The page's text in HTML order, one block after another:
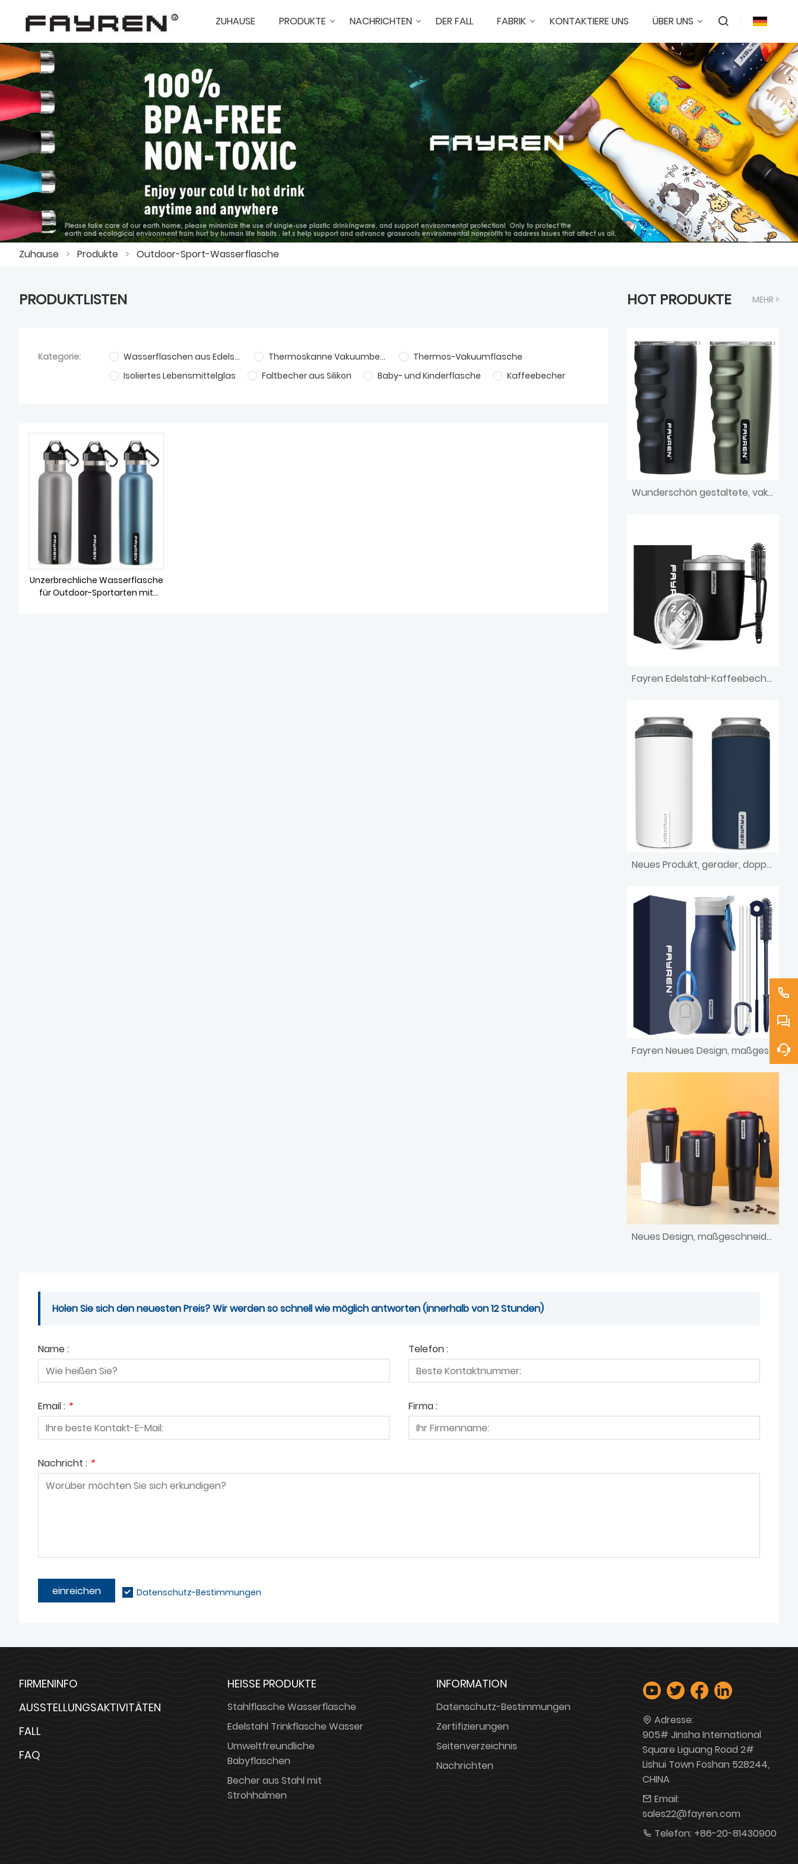
ZUHAUSE PRODUKTE NACHRICHTEN DER FALL FABRIK KONTAKTIERE UNS ÜBER UNS
Zuhause > Produkte > Outdoor-Sport-Wasserflasche
PRODUKTLISTEN
Kategorie: Wasserflaschen aus Edelstahl Thermoskanne Vakuumbecher
Thermos-Vakuumflasche
Isoliertes Lebensmittelglas
Faltbecher aus Silikon Baby- und Kinderflasche Kaffeebecher
Unzerbrechliche Wasserflasche
für Outdoor-Sportarten mit
HOT PRODUKTE MEHR >
Wunderschön gestaltete, vakuumversiegelte, isolierte Kaffeetasse aus Edelstahl
Fayren Edelstahl-Kaffeebecher mit 350 ml Fassungsvermögen und Henkel, doppelwandiger Vakuum-Reisebecher, Trinkbecher mit Schiebedeckel, quadratischer Becherkörper
Neues Produkt, gerader, doppelwandiger Bierkühler aus Edelstahl, Sublimation, schlanker Dosenkühler, Isolatorhalter
Fayren Neues Design, maßgeschneiderte Edelstahl-Sportwasserflasche, Vakuumflasche, kleine Öffnung, vakuumisolierte Thermoskannen mit Strohdeckel
Neues Design, maßgeschneiderte isolierte Reisebecher, vakuumisolierter Kaffeebecher aus Edelstahl mit Deckel
Holen Sie sich den neuesten Preis? Wir werden so schnell wie möglich antworten (innerhalb von 12 Stunden)
Name : Telefon :
Email : * Firma :
Nachricht : *
einreichen Datenschutz-Bestimmungen
FIRMENINFO
AUSSTELLUNGSAKTIVITÄTEN
FALL
FAQ
HEISSE PRODUKTE
Stahlflasche Wasserflasche
Edelstahl Trinkflasche Wasser
Umweltfreundliche
Babyflaschen
Becher aus Stahl mit
Strohhalmen
INFORMATION
Datenschutz-Bestimmungen
Zertifizierungen
Seitenverzeichnis
Nachrichten
Adresse:
905# Jinsha International
Square Liguang Road 2#
Lishui Town Foshan 528244,
CHINA
Email:
sales22@fayren.com
Telefon: +86-20-81430900